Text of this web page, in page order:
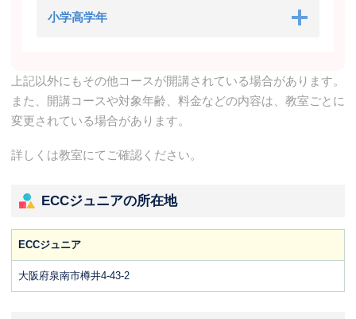
小学高学年
上記以外にもその他コースが開講されている場合があります。
また、開講コースや対象年齢、料金などの内容は、教室ごとに
変更されている場合があります。
詳しくは教室にてご確認ください。
ECCジュニアの所在地
ECCジュニア
大阪府泉南市樽井4-43-2